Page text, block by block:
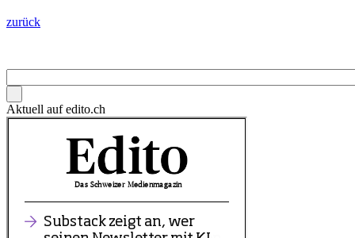
zurück
Aktuell auf edito.ch